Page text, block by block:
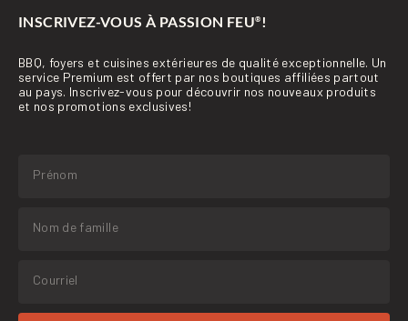
INSCRIVEZ-VOUS À PASSION FEU® !
BBQ, foyers et cuisines extérieures de qualité exceptionnelle. Un
service Premium est offert par nos boutiques affiliées partout
au pays. Inscrivez-vous pour découvrir nos nouveaux produits
et nos promotions exclusives!